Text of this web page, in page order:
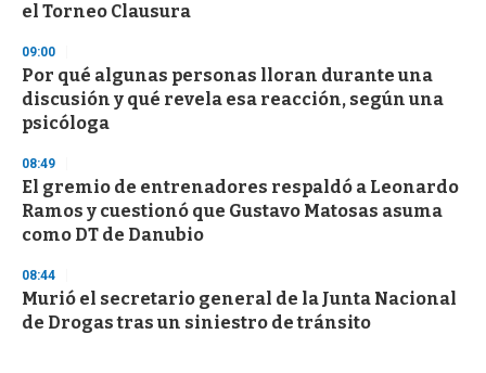
el Torneo Clausura
09:00
Por qué algunas personas lloran durante una
discusión y qué revela esa reacción, según una
psicóloga
08:49
El gremio de entrenadores respaldó a Leonardo
Ramos y cuestionó que Gustavo Matosas asuma
como DT de Danubio
08:44
Murió el secretario general de la Junta Nacional
de Drogas tras un siniestro de tránsito